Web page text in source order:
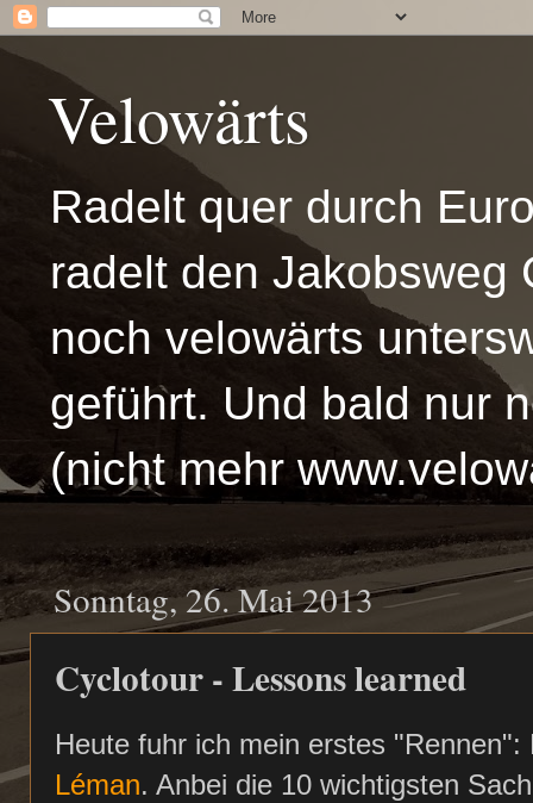
Velowärts
Radelt quer durch
radelt den Jakobsweg
noch velowärts
geführt. Und bald nur
(nicht mehr
Sonntag, 26. Mai 2013
Cyclotour - Lessons learned
Heute fuhr ich mein erstes
Léman. Anbei die 10 wichtigsten